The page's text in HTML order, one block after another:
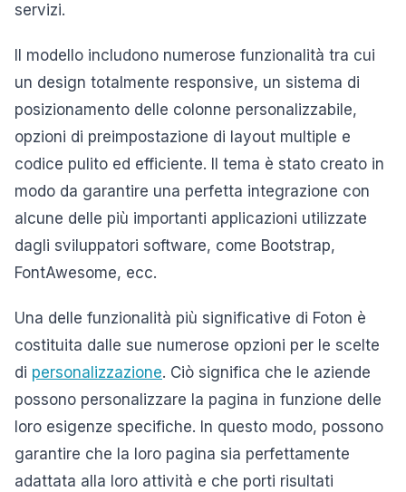
servizi.
Il modello includono numerose funzionalità tra cui
un design totalmente responsive, un sistema di
posizionamento delle colonne personalizzabile,
opzioni di preimpostazione di layout multiple e
codice pulito ed efficiente. Il tema è stato creato in
modo da garantire una perfetta integrazione con
alcune delle più importanti applicazioni utilizzate
dagli sviluppatori software, come Bootstrap,
FontAwesome, ecc.
Una delle funzionalità più significative di Foton è
costituita dalle sue numerose opzioni per le scelte
di personalizzazione. Ciò significa che le aziende
possono personalizzare la pagina in funzione delle
loro esigenze specifiche. In questo modo, possono
garantire che la loro pagina sia perfettamente
adattata alla loro attività e che porti risultati